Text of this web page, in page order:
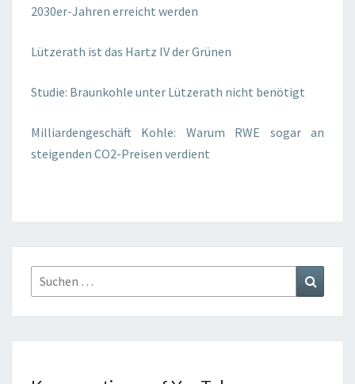
2030er-Jahren erreicht werden
Lützerath ist das Hartz IV der Grünen
Studie: Braunkohle unter Lützerath nicht benötigt
Milliardengeschäft Kohle: Warum RWE sogar an
steigenden CO2-Preisen verdient
Suchen
nach: